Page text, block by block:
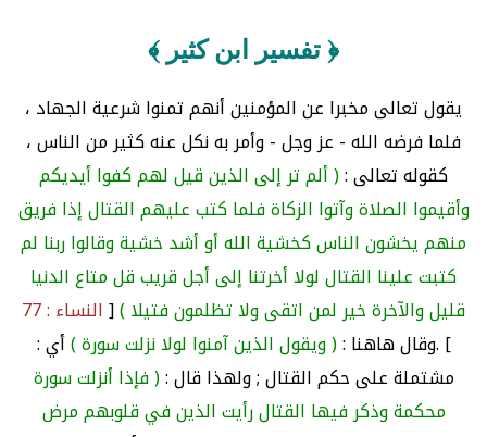
﴿ تفسير ابن كثير ﴾
يقول تعالى مخبرا عن المؤمنين أنهم تمنوا شرعية الجهاد ،
فلما فرضه الله - عز وجل - وأمر به نكل عنه كثير من الناس ،
كقوله تعالى :( ألم تر إلى الذين قيل لهم كفوا أيديكم
وأقيموا الصلاة وآتوا الزكاة فلما كتب عليهم القتال إذا فريق
منهم يخشون الناس كخشية الله أو أشد خشية وقالوا ربنا لم
كتبت علينا القتال لولا أخرتنا إلى أجل قريب قل متاع الدنيا
قليل والآخرة خير لمن اتقى ولا تظلمون فتيلا )[النساء : 77
] .وقال هاهنا :( ويقول الذين آمنوا لولا نزلت سورة )أي :
مشتملة على حكم القتال ; ولهذا قال :( فإذا أنزلت سورة
محكمة وذكر فيها القتال رأيت الذين في قلوبهم مرض